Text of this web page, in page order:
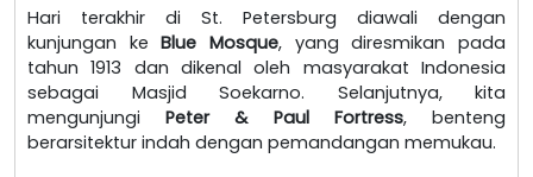
Hari terakhir di St. Petersburg diawali dengan
kunjungan keBlue Mosque, yang diresmikan pada
tahun 1913 dan dikenal oleh masyarakat Indonesia
sebagai Masjid Soekarno. Selanjutnya, kita
mengunjungiPeter & Paul Fortress, benteng
berarsitektur indah dengan pemandangan memukau.